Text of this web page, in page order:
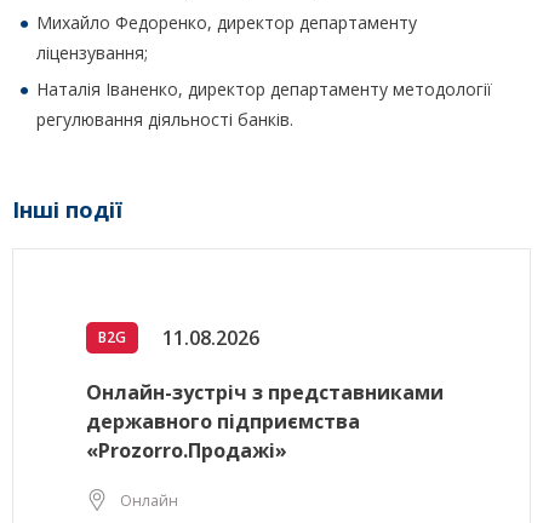
Михайло Федоренко, директор департаменту
ліцензування;
Наталія Іваненко, директор департаменту методології
регулювання діяльності банків.
Інші події
B2G 11.08.2026
Онлайн-зустріч з представниками
державного підприємства
«Prozorro.Продажі»
Онлайн